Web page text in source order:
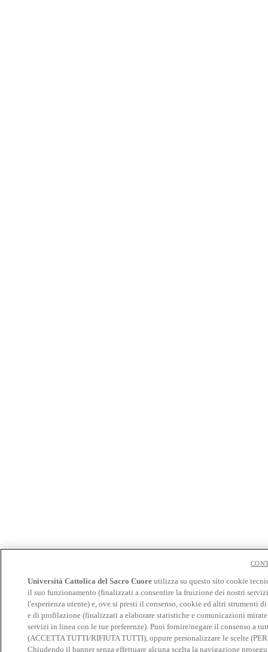
Università Cattolica del Sacro Cuore utilizza su questo sito cookie
il suo funzionamento (finalizzati a consentire la fruizione dei nostri
l'esperienza utente) e, ove si presti il consenso, cookie ed altri strumenti
e di profilazione (finalizzati a elaborare statistiche e comunicazioni
servizi in linea con le tue preferenze). Puoi fornire/negare il consenso a
(ACCETTA TUTTI/RIFIUTA TUTTI), oppure personalizzare le scelte
Chiudendo il banner senza effettuare alcuna scelta la navigazione